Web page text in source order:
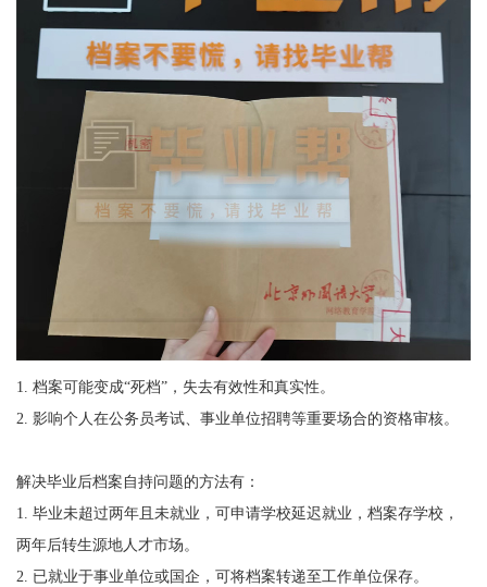
1. 档案可能变成“死档”，失去有效性和真实性。
2. 影响个人在公务员考试、事业单位招聘等重要场合的资格审核。
解决毕业后档案自持问题的方法有：
1. 毕业未超过两年且未就业，可申请学校延迟就业，档案存学校，
两年后转生源地人才市场。
2. 已就业于事业单位或国企，可将档案转递至工作单位保存。